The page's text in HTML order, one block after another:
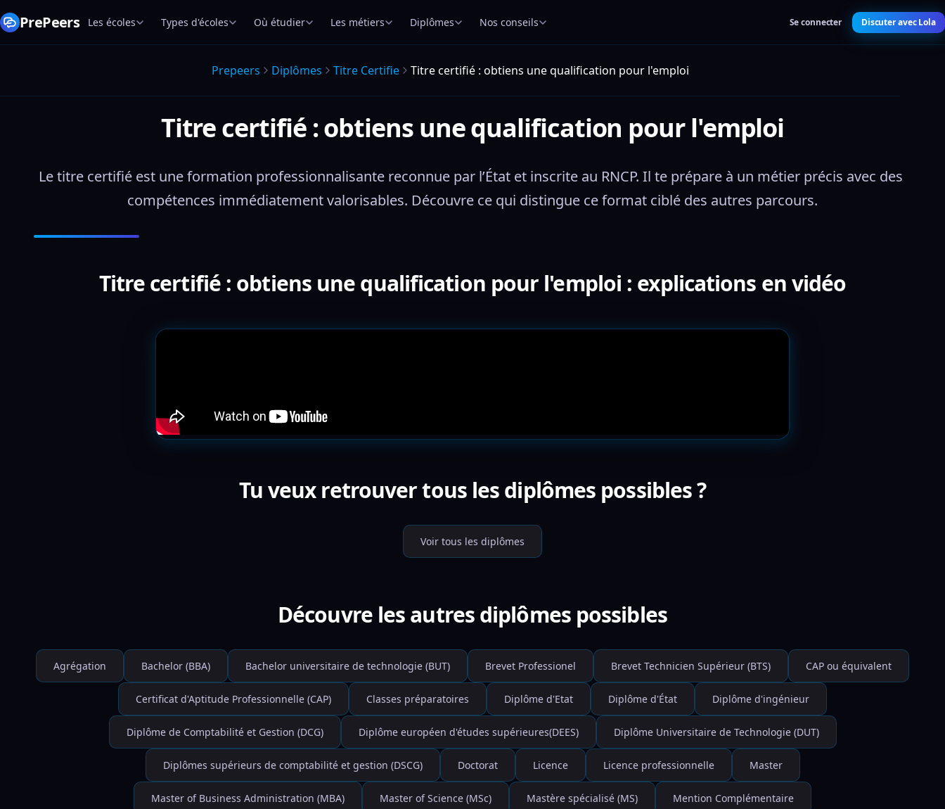
PrePeers Les écoles Types d'écoles Où étudier Les métiers Diplômes Nos conseils Se connecter Discuter avec Lola
Prepeers Diplômes Titre Certifie Titre certifié : obtiens une qualification pour l'emploi
Titre certifié : obtiens une qualification pour l'emploi
Le titre certifié est une formation professionnalisante reconnue par l’État et inscrite au RNCP. Il te prépare à un métier précis avec des
compétences immédiatement valorisables. Découvre ce qui distingue ce format ciblé des autres parcours.
Titre certifié : obtiens une qualification pour l'emploi : explications en vidéo
Tu veux retrouver tous les diplômes possibles ?
Voir tous les diplômes
Découvre les autres diplômes possibles
Agrégation Bachelor (BBA) Bachelor universitaire de technologie (BUT) Brevet Professionel Brevet Technicien Supérieur (BTS) CAP ou équivalent
Certificat d'Aptitude Professionnelle (CAP) Classes préparatoires Diplôme d'Etat Diplôme d'État Diplôme d'ingénieur
Diplôme de Comptabilité et Gestion (DCG) Diplôme européen d'études supérieures(DEES) Diplôme Universitaire de Technologie (DUT)
Diplômes supérieurs de comptabilité et gestion (DSCG) Doctorat Licence Licence professionnelle Master
Master of Business Administration (MBA) Master of Science (MSc) Mastère spécialisé (MS) Mention Complémentaire